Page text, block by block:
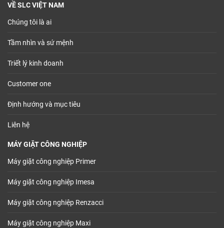
VỀ SLC VIỆT NAM
Chúng tôi là ai
Tầm nhìn và sứ mệnh
Triết lý kinh doanh
Customer one
Định hướng và mục tiêu
Liên hệ
MÁY GIẶT CÔNG NGHIỆP
Máy giặt công nghiệp Primer
Máy giặt công nghiệp Imesa
Máy giặt công nghiệp Renzacci
Máy giặt công nghiệp Maxi